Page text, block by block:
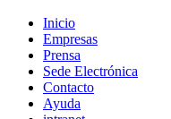
Inicio
Empresas
Prensa
Sede Electrónica
Contacto
Ayuda